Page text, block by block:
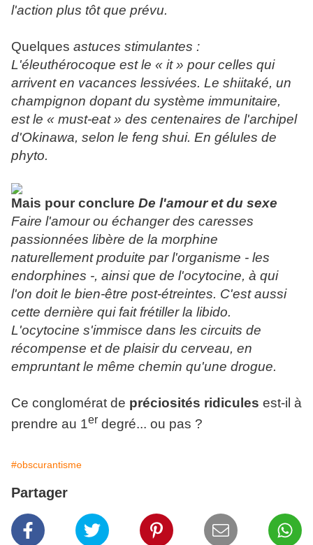
l'action plus tôt que prévu.
Quelques astuces stimulantes :
L'éleuthérocoque est le « it » pour celles qui
arrivent en vacances lessivées. Le shiitaké, un
champignon dopant du système immunitaire,
est le « must-eat » des centenaires de l'archipel
d'Okinawa, selon le feng shui. En gélules de
phyto.
Mais pour conclure De l'amour et du sexe
Faire l'amour ou échanger des caresses
passionnées libère de la morphine
naturellement produite par l'organisme - les
endorphines -, ainsi que de l'ocytocine, à qui
l'on doit le bien-être post-étreintes. C'est aussi
cette dernière qui fait frétiller la libido.
L'ocytocine s'immisce dans les circuits de
récompense et de plaisir du cerveau, en
empruntant le même chemin qu'une drogue.
Ce conglomérat de préciosités ridicules est-il à
prendre au 1er degré... ou pas ?
#obscurantisme
Partager